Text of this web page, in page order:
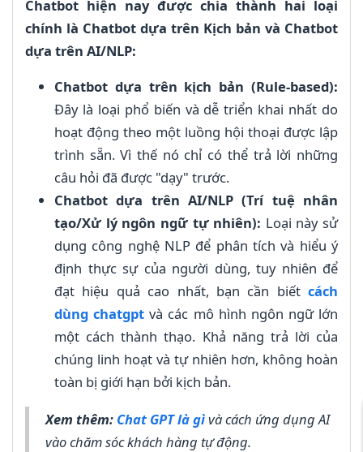
Chatbot hiện nay được chia thành hai loại
chính là Chatbot dựa trên Kịch bản và Chatbot
dựa trên AI/NLP:
Chatbot dựa trên kịch bản (Rule-based):
Đây là loại phổ biến và dễ triển khai nhất do
hoạt động theo một luồng hội thoại được lập
trình sẵn. Vì thế nó chỉ có thể trả lời những
câu hỏi đã được "dạy" trước.
Chatbot dựa trên AI/NLP (Trí tuệ nhân
tạo/Xử lý ngôn ngữ tự nhiên): Loại này sử
dụng công nghệ NLP để phân tích và hiểu ý
định thực sự của người dùng, tuy nhiên để
đạt hiệu quả cao nhất, bạn cần biết cách
dùng chatgpt và các mô hình ngôn ngữ lớn
một cách thành thạo. Khả năng trả lời của
chúng linh hoạt và tự nhiên hơn, không hoàn
toàn bị giới hạn bởi kịch bản.
Xem thêm: Chat GPT là gìvà cách ứng dụng AI
vào chăm sóc khách hàng tự động.